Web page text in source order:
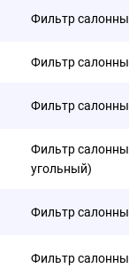
Фильтр
Фильтр
Фильтр
Фильтр
угольный)
Фильтр
Фильтр